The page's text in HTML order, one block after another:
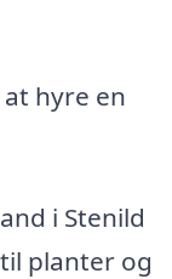
hyre en
i Stenild
planter og